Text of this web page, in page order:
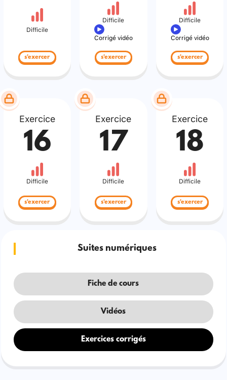
Difficile
s'exercer
Difficile
Corrigé vidéo
s'exercer
Difficile
Corrigé vidéo
s'exercer
Exercice
16
Difficile
s'exercer
Exercice
17
Difficile
s'exercer
Exercice
18
Difficile
s'exercer
Suites numériques
Fiche de cours
Vidéos
Exercices corrigés